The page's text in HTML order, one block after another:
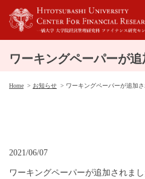
ワーキングペーパーが追
Home お知らせ ワーキングペーパーが追加さ
2021/06/07
ワーキングペーパーが追加されまし